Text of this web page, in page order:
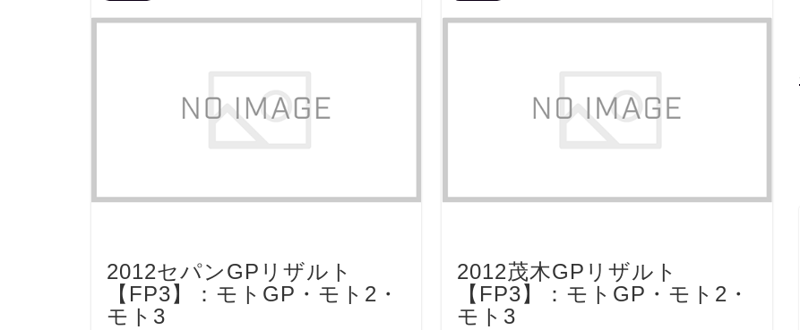
2012セパンGPリザルト
【FP3】：モトGP・モト2・
モト3
2012茂木GPリザルト
【FP3】：モトGP・モト2・
モト3